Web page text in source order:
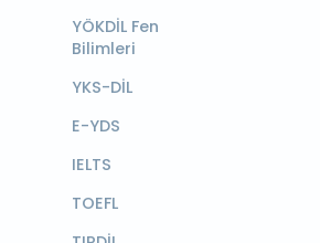
YÖKDİL Fen
Bilimleri
YKS-DİL
E-YDS
IELTS
TOEFL